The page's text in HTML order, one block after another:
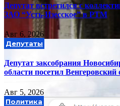
Депутат встретился с
ЗАО “Усть-Изесское” в РТМ
Авг 6, 2026
Депутаты
Депутат заксобрания
области посетил Венгеровский
Авг 5, 2026
Политика